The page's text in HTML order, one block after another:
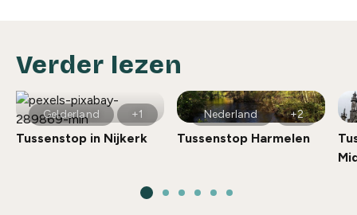
Verder lezen
Gelderland +1
Tussenstop in Nijkerk
Nederland +2
Tussenstop Harmelen